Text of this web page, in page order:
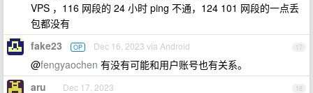
VPS ，116 网段的 24 小时 ping 不通，124 101 网段的一点丢
包都没有
17
fake23 OP Dec 16, 2023 via Android
@fengyaochen 有没有可能和用户账号也有关系。
18
aru Dec 17, 2023